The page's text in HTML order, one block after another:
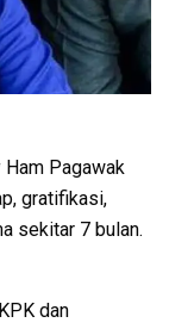
Pagawak
gratifikasi,
sekitar 7 bulan.
dan